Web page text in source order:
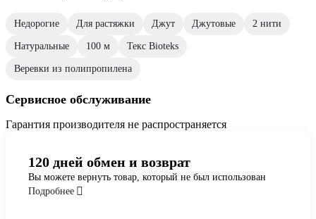
Недорогие Для растяжки Джут Джутовые 2 нити
Натуральные 100 м Текс Bioteks
Веревки из полипропилена
Сервисное обслуживание
Гарантия производителя не распространяется
120 дней обмен и возврат
Вы можете вернуть товар, который не был использован
Подробнее